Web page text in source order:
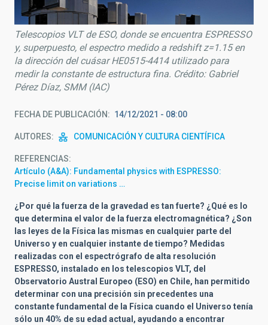
Telescopios VLT de ESO, donde se encuentra ESPRESSO
y, superpuesto, el espectro medido a redshift z=1.15 en
la dirección del cuásar HE0515-4414 utilizado para
medir la constante de estructura fina. Crédito: Gabriel
Pérez Díaz, SMM (IAC)
FECHA DE PUBLICACIÓN 14/12/2021 - 08:00
AUTORES COMUNICACIÓN Y CULTURA CIENTÍFICA
REFERENCIAS
Artículo (A&A): Fundamental physics with ESPRESSO:
Precise limit on variations …
¿Por qué la fuerza de la gravedad es tan fuerte? ¿Qué es lo
que determina el valor de la fuerza electromagnética? ¿Son
las leyes de la Física las mismas en cualquier parte del
Universo y en cualquier instante de tiempo? Medidas
realizadas con el espectrógrafo de alta resolución
ESPRESSO, instalado en los telescopios VLT, del
Observatorio Austral Europeo (ESO) en Chile, han permitido
determinar con una precisión sin precedentes una
constante fundamental de la Física cuando el Universo tenía
sólo un 40% de su edad actual, ayudando a encontrar